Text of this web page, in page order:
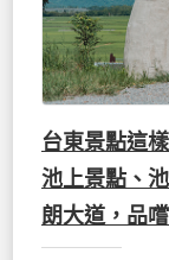
台東景點這
池上景點、
朗大道，品